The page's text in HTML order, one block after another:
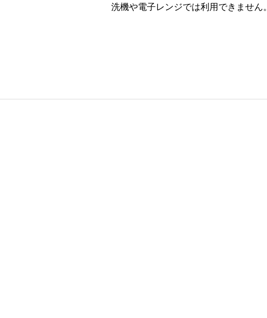
洗機や電子レンジでは利用できません。